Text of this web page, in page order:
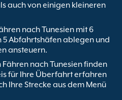
auch von einigen kleineren
nach Tunesien mit 6
Abfahrtshäfen ablegen und
ansteuern.
nach Tunesien finden
für Ihre Überfahrt erfahren
Ihre Strecke aus dem Menü